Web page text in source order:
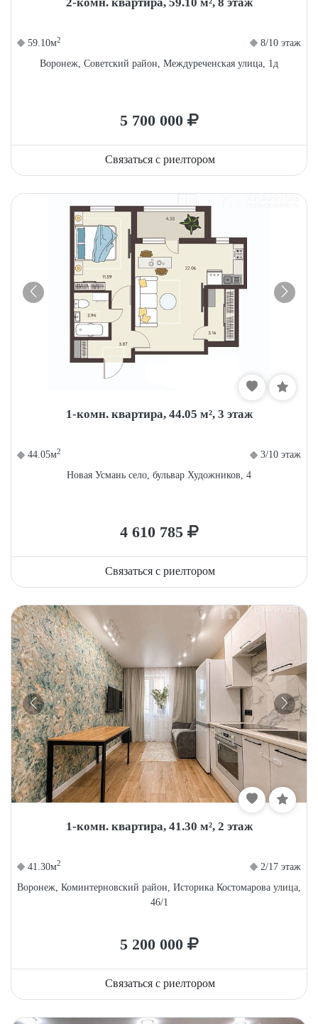
59.10м2
8/10 этаж
Воронеж, Советский район, Междуреченская улица, 1д
5 700 000
Связаться с риелтором
1-комн. квартира, 44.05 м², 3 этаж
44.05м2
3/10 этаж
Новая Усмань село, бульвар Художников, 4
4 610 785
Связаться с риелтором
1-комн. квартира, 41.30 м², 2 этаж
41.30м2
2/17 этаж
Воронеж, Коминтерновский район, Историка Костомарова улица,
46/1
5 200 000
Связаться с риелтором